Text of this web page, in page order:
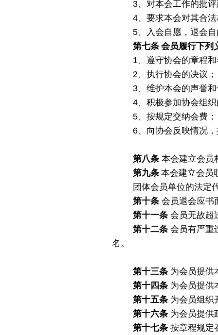
3、对本会工作的批
4、要求本会对其合
5、入会自愿，退会
第七条 会员履行下列
1、遵守协会的章程
2、执行协会的决议；
3、维护本会的声誉
4、积极参加协会组
5、按规定交纳会费；
6、向协会反映情况
第八条 本会建立会员
第九条 本会建立会员
团体会员单位的法定
第十条 会员退会应书
第十一条 会员无故超
第十二条 会员有严重
名。
第十三条 为会员提供
第十四条 为会员提供
第十五条 为会员组织
第十六条 为会员提供
第十七条 按章程规定